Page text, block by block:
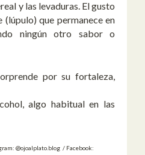
y las levaduras. El gusto
que permanece en
ningún otro sabor o
por su fortaleza,
algo habitual en las
@ojoalplato.blog / Facebook: